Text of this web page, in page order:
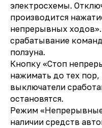
электросхемы.
производится
непрерывных
срабатывание
ползуна.
Кнопку «Стоп
нажимать до тех
выключатели
остановятся.
Режим
наличии средств